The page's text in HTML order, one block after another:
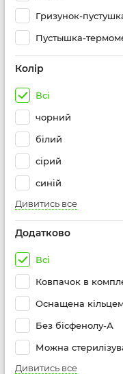
Гризунок-
Пустышка-
Колір
Всі
чорний
білий
сірий
синій
Дивитись все
Додатково
Всі
Ковпачок в
Оснащена
Без бісфенолу-А
Можна
Дивитись все